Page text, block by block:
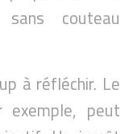
sans couteau
à réfléchir. Le
peut